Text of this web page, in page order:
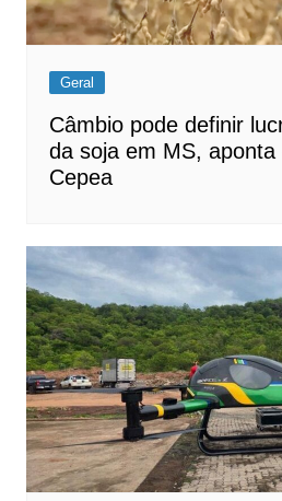
Geral
Câmbio pode definir
da soja em MS, aponta
Cepea